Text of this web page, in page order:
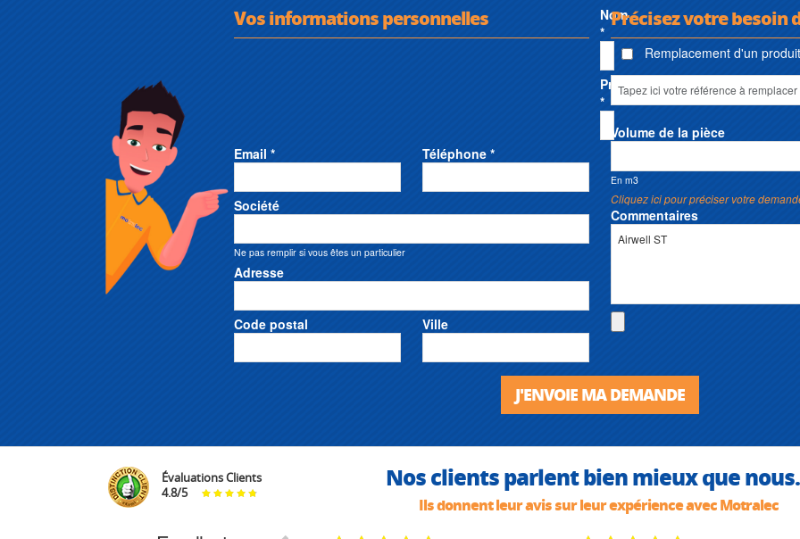
Vos informations personnelles
Nom
*
Prénom
*
Email * Téléphone *
Société
Ne pas remplir si vous êtes un particulier
Adresse
Code postal Ville
Précisez votre besoin
Remplacement d'un
Volume de la pièce
En m3
Cliquez ici pour préciser votre
Commentaires
J'ENVOIE MA DEMANDE
Évaluations Clients
4.8/5 Nos clients parlent bien mieux que
Ils donnent leur avis sur leur expérience avec Motralec